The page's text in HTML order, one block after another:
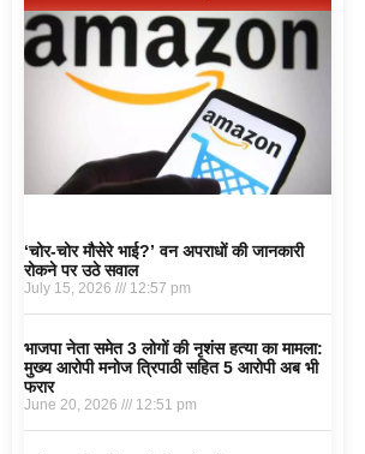
‘चोर-चोर मौसेरे भाई?’ वन अपराधों की जानकारी
रोकने पर उठे सवाल
July 15, 2026 12:57 pm
भाजपा नेता समेत 3 लोगों की नृशंस हत्या का मामला:
मुख्य आरोपी मनोज त्रिपाठी सहित 5 आरोपी अब भी
फरार
June 20, 2026 12:51 pm